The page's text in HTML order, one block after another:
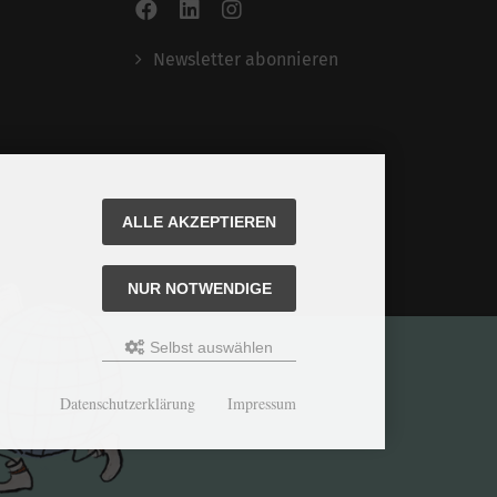
Newsletter abonnieren
ALLE AKZEPTIEREN
NUR NOTWENDIGE
Selbst auswählen
Datenschutzerklärung Impressum